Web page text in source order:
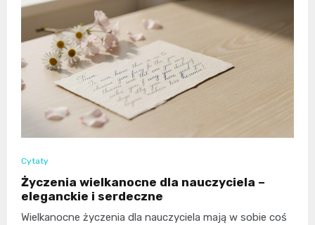
Cytaty
Życzenia wielkanocne dla nauczyciela –
eleganckie i serdeczne
Wielkanocne życzenia dla nauczyciela mają w sobie coś